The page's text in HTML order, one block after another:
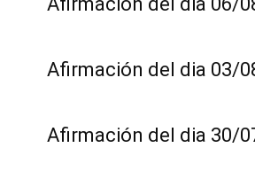
Afirmación del dia 03/
Afirmación del dia 30/